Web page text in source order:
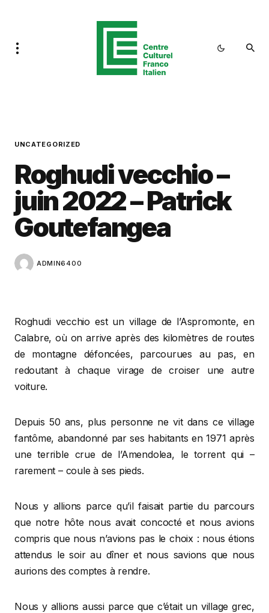
UNCATEGORIZED
Roghudi vecchio –
juin 2022 – Patrick
Goutefangea
ADMIN6400
Roghudi vecchio est un village de l’Aspromonte, en
Calabre, où on arrive après des kilomètres de routes
de montagne défoncées, parcourues au pas, en
redoutant à chaque virage de croiser une autre
voiture.
Depuis 50 ans, plus personne ne vit dans ce village
fantôme, abandonné par ses habitants en 1971 après
une terrible crue de l’Amendolea, le torrent qui –
rarement – coule à ses pieds.
Nous y allions parce qu’il faisait partie du parcours
que notre hôte nous avait concocté et nous avions
compris que nous n’avions pas le choix : nous étions
attendus le soir au dîner et nous savions que nous
aurions des comptes à rendre.
Nous y allions aussi parce que c’était un village grec,